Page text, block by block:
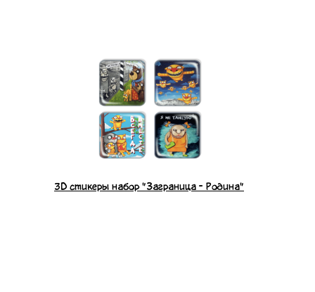
3D стикеры набор "Заграница - Родина"